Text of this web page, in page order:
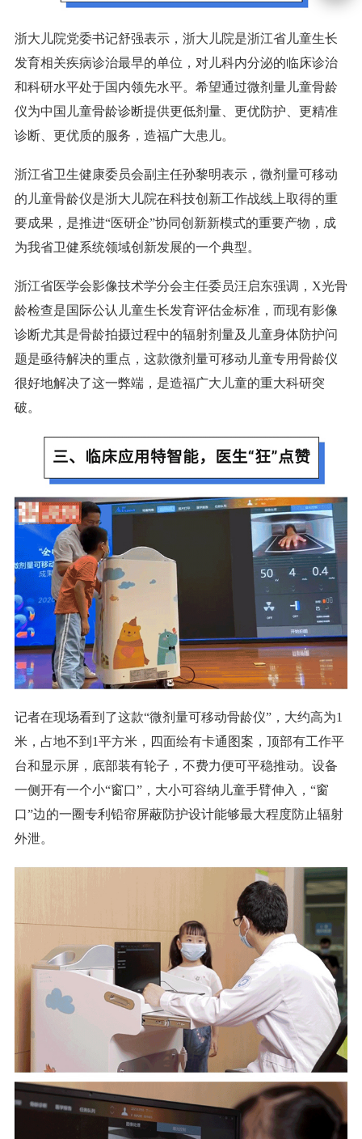
浙大儿院党委书记舒强表示，浙大儿院是浙江省儿童生长
发育相关疾病诊治最早的单位，对儿科内分泌的临床诊治
和科研水平处于国内领先水平。希望通过微剂量儿童骨龄
仪为中国儿童骨龄诊断提供更低剂量、更优防护、更精准
诊断、更优质的服务，造福广大患儿。
浙江省卫生健康委员会副主任孙黎明表示，微剂量可移动
的儿童骨龄仪是浙大儿院在科技创新工作战线上取得的重
要成果，是推进“医研企”协同创新新模式的重要产物，成
为我省卫健系统领域创新发展的一个典型。
浙江省医学会影像技术学分会主任委员汪启东强调，X光骨
龄检查是国际公认儿童生长发育评估金标准，而现有影像
诊断尤其是骨龄拍摄过程中的辐射剂量及儿童身体防护问
题是亟待解决的重点，这款微剂量可移动儿童专用骨龄仪
很好地解决了这一弊端，是造福广大儿童的重大科研突
破。
记者在现场看到了这款“微剂量可移动骨龄仪”，大约高为1
米，占地不到1平方米，四面绘有卡通图案，顶部有工作平
台和显示屏，底部装有轮子，不费力便可平稳推动。设备
一侧开有一个小“窗口”，大小可容纳儿童手臂伸入，“窗
口”边的一圈专利铅帘屏蔽防护设计能够最大程度防止辐射
外泄。